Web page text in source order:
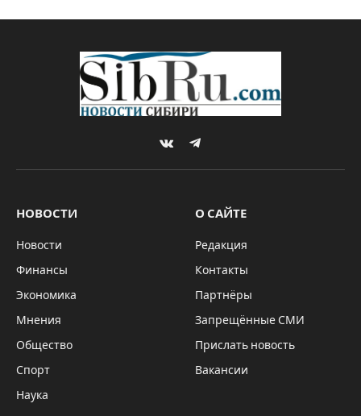
представили
инновационный светофор
Редакция SibRu.com 22.12.2017 Updated:
АКТУАЛЬНО Комментариев нет 1 Min Read
В Новосибирске прошла
презентация «умного» светофора,